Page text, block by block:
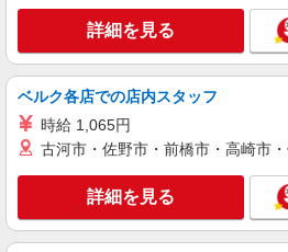
円〜1,350円(試用期間2ヶ月) 5:30〜
円以上 残業が発生し
別途支給します。
グッドタイムリ
（千葉県千葉市中央
キープ
SOMPOケア ラヴィーレ 千葉椿森
調理・食器洗浄・
時給1200円〜1350
詳細を見る
ベルク各店での店内スタッフ
時給 1,065円
古河市・佐野市・前橋市・高崎市
詳細を見る